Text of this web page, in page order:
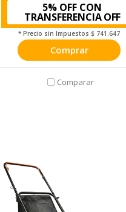
5% OFF CON
TRANSFERENCIA
* Precio sin Impuestos $ 741.647
Comprar